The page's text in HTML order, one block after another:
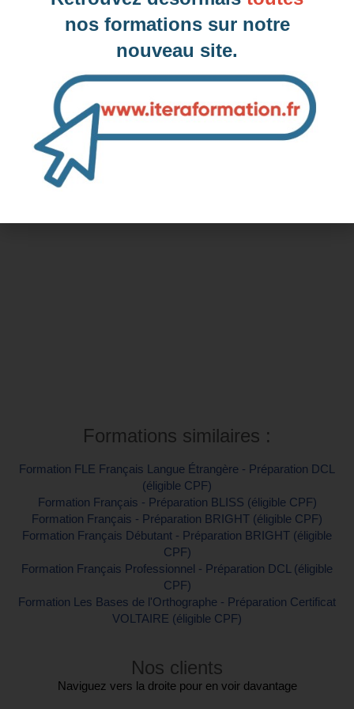
Dates des prochaines sessions à
Perpignan, 66 (Pyrénées-Orientales)
Formations similaires :
Formation FLE Français Langue Étrangère - Préparation DCL
(éligible CPF)
Formation Français - Préparation BLISS (éligible CPF)
Formation Français - Préparation BRIGHT (éligible CPF)
Formation Français Débutant - Préparation BRIGHT (éligible
CPF)
Formation Français Professionnel - Préparation DCL (éligible
CPF)
Formation Les Bases de l'Orthographe - Préparation Certificat
VOLTAIRE (éligible CPF)
Nos clients
Naviguez vers la droite pour en voir davantage
nos formations sur notre
nouveau site.